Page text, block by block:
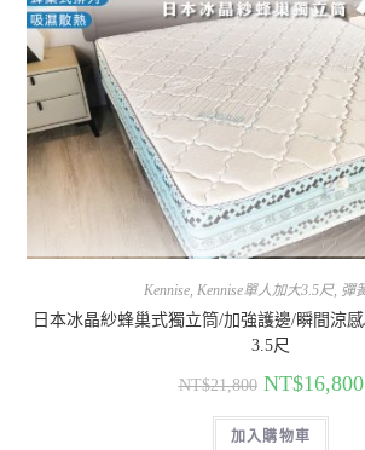
Kennise, Kennise單人加大3.5尺, 彈
日本冰晶紗蜂巢式獨立筒/加強護邊/瞬間涼
3.5尺
NT$21,800 NT$16,800
加入購物車